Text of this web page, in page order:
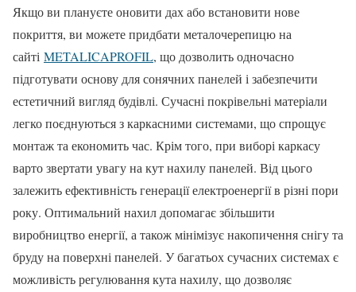
Якщо ви плануєте оновити дах або встановити нове
покриття, ви можете придбати металочерепицю на
сайті METALICAPROFIL, що дозволить одночасно
підготувати основу для сонячних панелей і забезпечити
естетичний вигляд будівлі. Сучасні покрівельні матеріали
легко поєднуються з каркасними системами, що спрощує
монтаж та економить час. Крім того, при виборі каркасу
варто звертати увагу на кут нахилу панелей. Від цього
залежить ефективність генерації електроенергії в різні пори
року. Оптимальний нахил допомагає збільшити
виробництво енергії, а також мінімізує накопичення снігу та
бруду на поверхні панелей. У багатьох сучасних системах є
можливість регулювання кута нахилу, що дозволяє